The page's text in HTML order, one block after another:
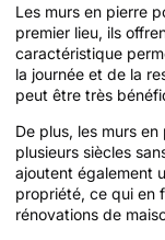
Les murs en pierre
premier lieu, ils
caractéristique
la journée et de la
peut être très
De plus, les murs
plusieurs siècles
ajoutent également
propriété, ce qui en
rénovations de